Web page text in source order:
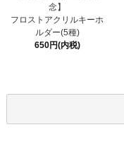
念】
フロストアクリルキーホ
ルダー(5種)
650円(内税)